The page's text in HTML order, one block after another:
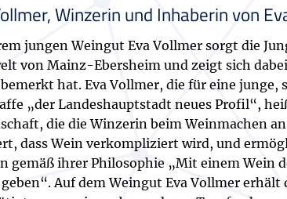
Winzerin und Inhaberin von
jungen Weingut Eva Vollmer sorgt die
von Mainz-Ebersheim und zeigt sich
hat. Eva Vollmer, die für eine
„der Landeshauptstadt neues Profil“,
die die Winzerin beim Weinmachen
dass Wein verkompliziert wird, und
gemäß ihrer Philosophie „Mit einem Wein
Auf dem Weingut Eva Vollmer